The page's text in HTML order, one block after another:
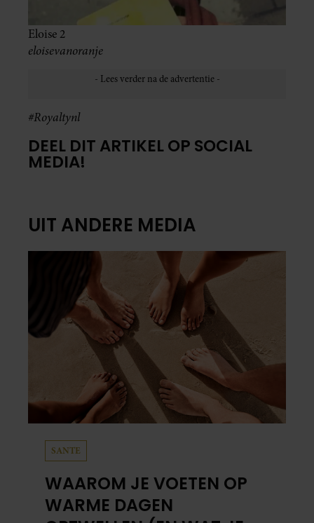
Eloise 2
eloisevanoranje
#Royaltynl
DEEL DIT ARTIKEL OP SOCIAL
MEDIA!
UIT ANDERE MEDIA
SANTE
WAAROM JE VOETEN OP
WARME DAGEN